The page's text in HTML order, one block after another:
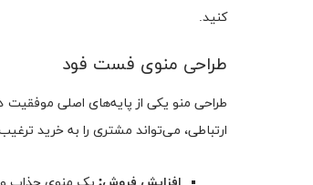
کنید.
طراحی منوی فست فود
طراحی منو یکی از پایه‌های اصلی
ارتباطی، می‌تواند مشتری را به خرید